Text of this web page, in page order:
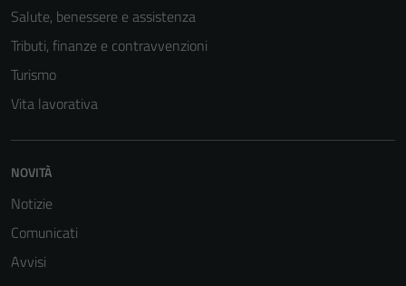
Salute, benessere e assistenza
Tributi, finanze e contravvenzioni
Turismo
Vita lavorativa
NOVITÀ
Notizie
Comunicati
Avvisi